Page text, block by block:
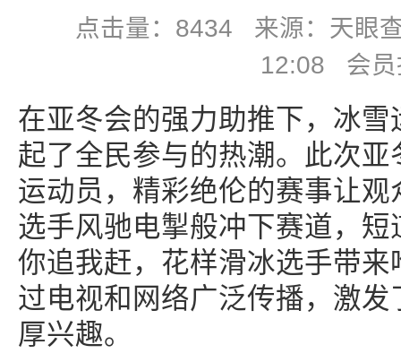
点击量：8434 来源：天眼
12:08 会员
在亚冬会的强力助推下，冰
起了全民参与的热潮。此次
运动员，精彩绝伦的赛事让
选手风驰电掣般冲下赛道，
你追我赶，花样滑冰选手带
过电视和网络广泛传播，激
厚兴趣。